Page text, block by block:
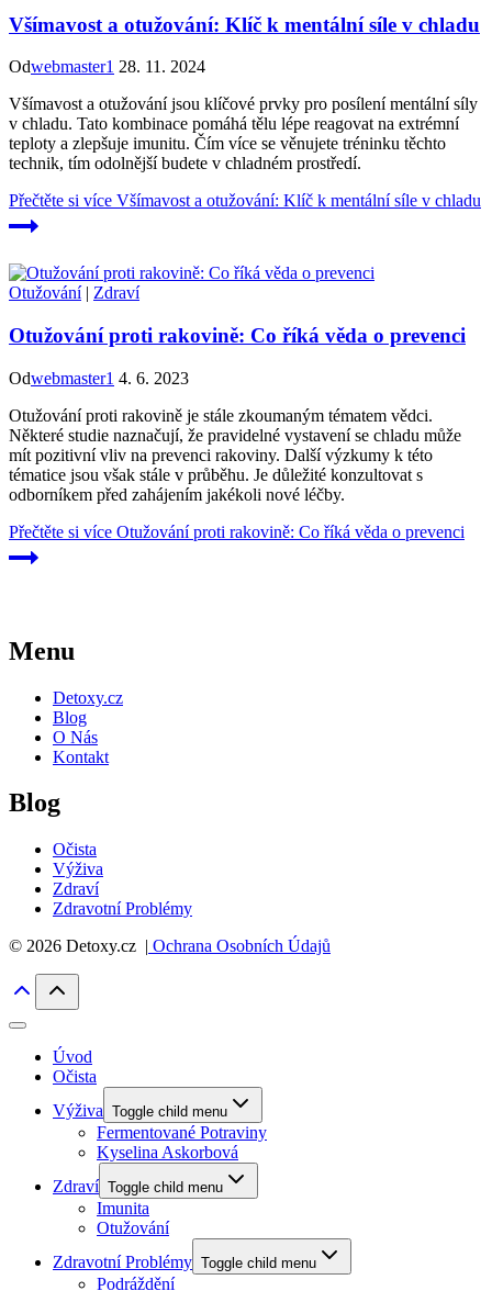
Všímavost a otužování: Klíč k mentální síle v chladu
Odwebmaster1 28. 11. 2024
Všímavost a otužování jsou klíčové prvky pro posílení mentální síly
v chladu. Tato kombinace pomáhá tělu lépe reagovat na extrémní
teploty a zlepšuje imunitu. Čím více se věnujete tréninku těchto
technik, tím odolnější budete v chladném prostředí.
Přečtěte si více Všímavost a otužování: Klíč k mentální síle v chladu
Otužování| Zdraví
Otužování proti rakovině: Co říká věda o prevenci
Odwebmaster1 4. 6. 2023
Otužování proti rakovině je stále zkoumaným tématem vědci.
Některé studie naznačují, že pravidelné vystavení se chladu může
mít pozitivní vliv na prevenci rakoviny. Další výzkumy k této
tématice jsou však stále v průběhu. Je důležité konzultovat s
odborníkem před zahájením jakékoli nové léčby.
Přečtěte si více Otužování proti rakovině: Co říká věda o prevenci
Menu
Detoxy.cz
Blog
O Nás
Kontakt
Blog
Očista
Výživa
Zdraví
Zdravotní Problémy
© 2026 Detoxy.cz | Ochrana Osobních Údajů
Úvod
Očista
Výživa Toggle child menu
Fermentované Potraviny
Kyselina Askorbová
Zdraví Toggle child menu
Imunita
Otužování
Zdravotní Problémy Toggle child menu
Podráždění